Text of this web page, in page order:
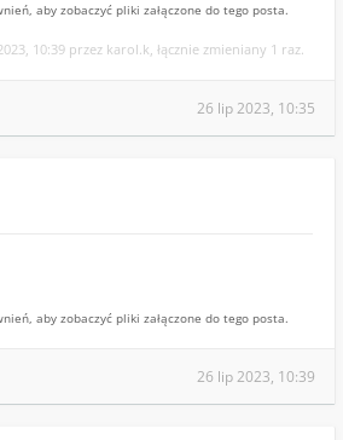
aby zobaczyć pliki załączone do tego posta.
10:39 przez karol.k, łącznie zmieniany 1 raz.
26 lip 2023, 10:35
aby zobaczyć pliki załączone do tego posta.
26 lip 2023, 10:39